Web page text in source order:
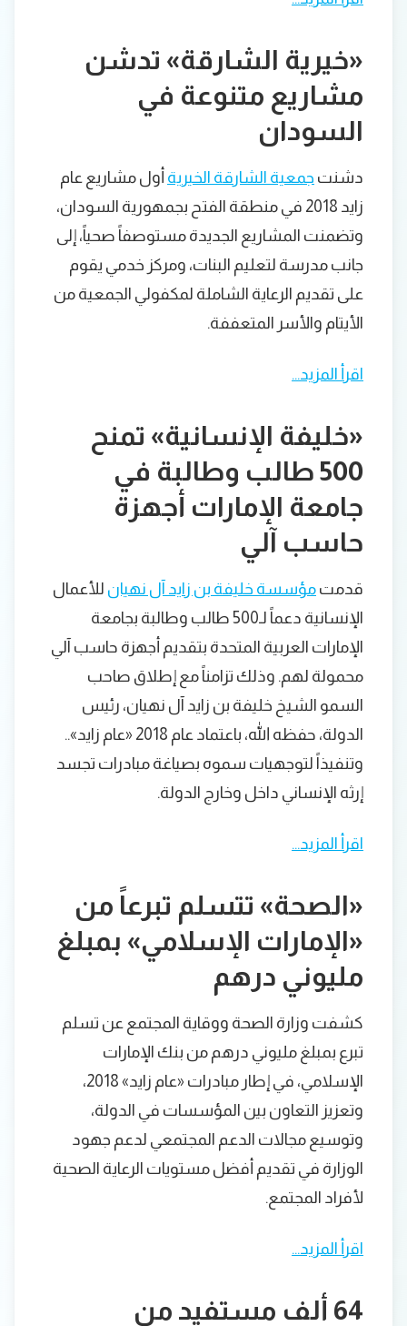
«خيرية الشارقة» تدشن
مشاريع متنوعة في
السودان
دشنت جمعية الشارقة الخيرية أول مشاريع عام
زايد 2018 في منطقة الفتح بجمهورية السودان،
وتضمنت المشاريع الجديدة مستوصفاً صحياً، إلى
جانب مدرسة لتعليم البنات، ومركز خدمي يقوم
على تقديم الرعاية الشاملة لمكفولي الجمعية من
الأيتام والأسر المتعففة.
اقرأ المزيد…
«خليفة الإنسانية» تمنح
500 طالب وطالبة في
جامعة الإمارات أجهزة
حاسب آلي
قدمت مؤسسة خليفة بن زايد آل نهيان للأعمال
الإنسانية دعماً لـ500 طالب وطالبة بجامعة
الإمارات العربية المتحدة بتقديم أجهزة حاسب آلي
محمولة لهم. وذلك تزامناً مع إطلاق صاحب
السمو الشيخ خليفة بن زايد آل نهيان، رئيس
الدولة، حفظه الله، باعتماد عام 2018 «عام زايد»..
وتنفيذاً لتوجهيات سموه بصياغة مبادرات تجسد
إرثه الإنساني داخل وخارج الدولة.
اقرأ المزيد…
«الصحة» تتسلم تبرعاً من
«الإمارات الإسلامي» بمبلغ
مليوني درهم
كشفت وزارة الصحة ووقاية المجتمع عن تسلم
تبرع بمبلغ مليوني درهم من بنك الإمارات
الإسلامي، في إطار مبادرات «عام زايد» 2018،
وتعزيز التعاون بين المؤسسات في الدولة،
وتوسيع مجالات الدعم المجتمعي لدعم جهود
الوزارة في تقديم أفضل مستويات الرعاية الصحية
لأفراد المجتمع.
اقرأ المزيد…
64 ألف مستفيد من